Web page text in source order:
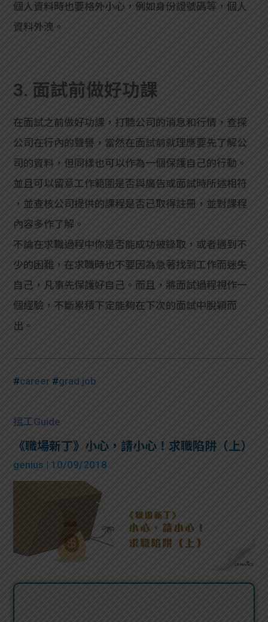
個人資料時也要格外小心，例如身份證號碼等，個人
資料外洩。
3. 面試前做好功課
在面試之前做好功課，打聽公司的消息和行情，查探
公司在行內的聲譽，當然在面試前就理應要先了解公
司的資料，但同樣也可以作為一個保護自己的行動。
並且可以留意工作範圍是否與廣告或面試時所述相符
，並查核公司提供的課程是否已取得註冊，並對課程
內容多作了解。
不論在求職過程中你是否能成功被錄取，或者遇到不
少的困難，在求職時也不要因為急著找到工作而迷失
自己，凡事先保護好自己。而且，將面試過程視作一
個經驗，不斷累積下定能夠在下次的面試中脫穎而
出。
#career #grad job
搵工Guide
《職場新丁》小心，請小心！求職陷阱（上）
genius | 10/09/2018